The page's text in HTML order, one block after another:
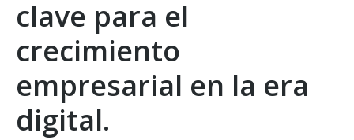
clave para el
crecimiento
empresarial en la era
digital.